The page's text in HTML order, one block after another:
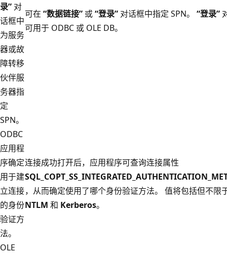
录” 对
话框中
为服务
器或故
障转移
伙伴服
务器指
定
SPN。
可在 “数据链接” 或“登录” 对话框中指定 SPN。 “登录”
可用于 ODBC 或 OLE DB。
ODBC
应用程
序确定
用于建
立连接
的身份
验证方
法。
连接成功打开后，应用程序可查询连接属性
，从而确定使用了哪个身份验证方法。 值将包括但不限
NTLM 和 Kerberos。
OLE